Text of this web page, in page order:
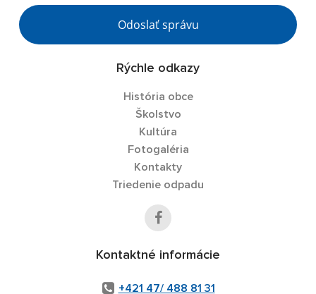
Odoslať správu
Rýchle odkazy
História obce
Školstvo
Kultúra
Fotogaléria
Kontakty
Triedenie odpadu
Kontaktné informácie
+421 47/ 488 81 31